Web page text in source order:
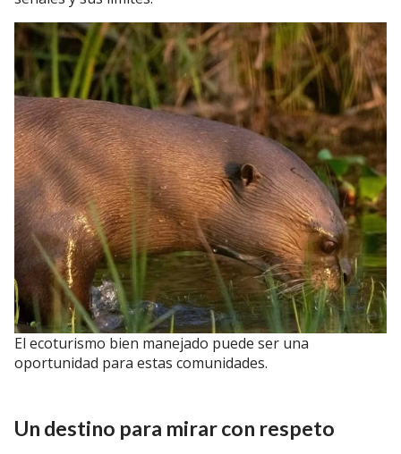
El ecoturismo bien manejado puede ser una
oportunidad para estas comunidades.
Un destino para mirar con respeto